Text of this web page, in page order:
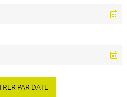
PAR DATE